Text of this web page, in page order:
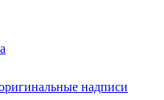
надписи